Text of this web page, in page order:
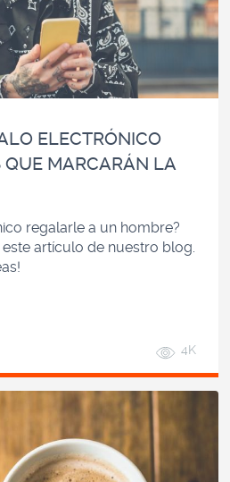
ELECTRÓNICO
QUE MARCARÁN LA
regalarle a un hombre?
artículo de nuestro blog.
4K